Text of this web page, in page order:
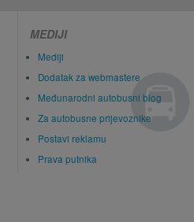
MEDIJI
Mediji
Dodatak za webmastere
Međunarodni autobusni blog
Za autobusne prijevoznike
Postavi reklamu
Prava putnika